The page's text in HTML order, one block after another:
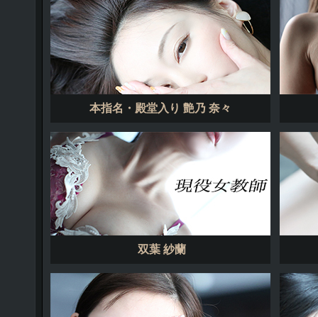
本指名・殿堂入り 艶乃 奈々
双葉 紗蘭